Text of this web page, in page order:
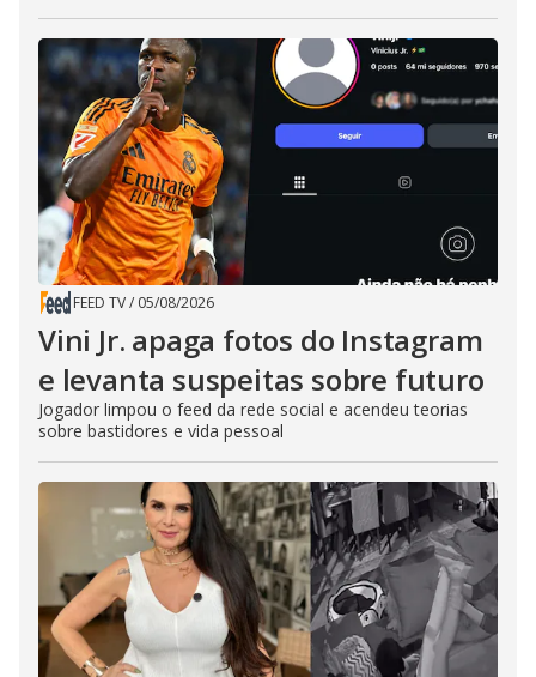
FEED TV/ 05/08/2026
Vini Jr. apaga fotos do Instagram
e levanta suspeitas sobre futuro
Jogador limpou o feed da rede social e acendeu teorias
sobre bastidores e vida pessoal